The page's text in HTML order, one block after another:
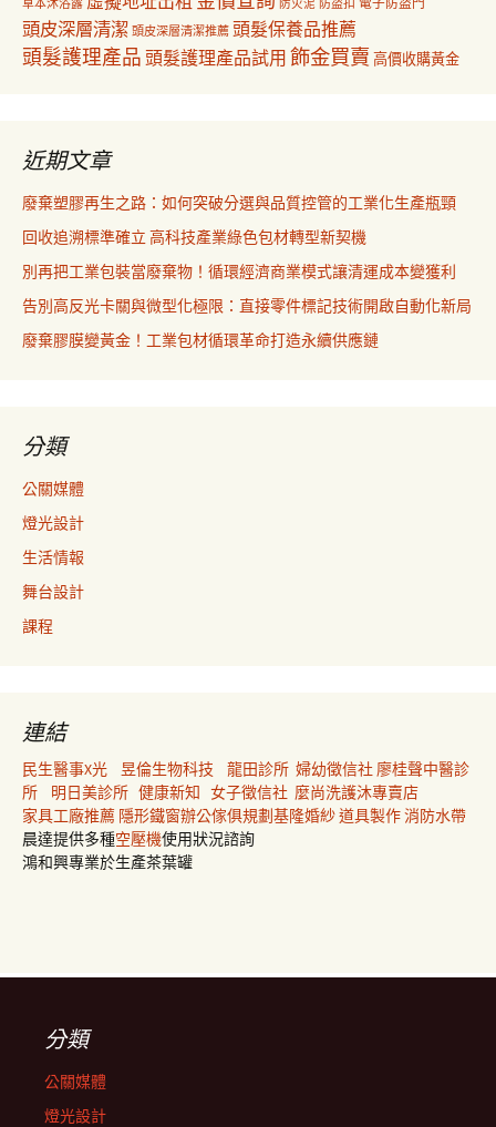
草本沐浴露 防火泥 防盜扣
頭皮深層清潔 頭皮深層清潔推薦 頭髮保養品推薦
頭髮護理產品 頭髮護理產品試用 飾金買賣 高價收購黃金
近期文章
廢棄塑膠再生之路：如何突破分選與品質控管的工業化生產瓶頸
回收追溯標準確立 高科技產業綠色包材轉型新契機
別再把工業包裝當廢棄物！循環經濟商業模式讓清運成本變獲利
告別高反光卡關與微型化極限：直接零件標記技術開啟自動化新局
廢棄膠膜變黃金！工業包材循環革命打造永續供應鏈
分類
公關媒體
燈光設計
生活情報
舞台設計
課程
連結
民生醫事X光 昱倫生物科技 龍田診所 婦幼徵信社 廖桂聲中醫診
所
明日美診所 健康新知 女子徵信社 麼尚洗護沐專賣店
家具工廠推薦 隱形鐵窗辦公傢俱規劃基隆婚紗道具製作消防水帶
晨達提供多種空壓機使用狀況諮詢
鴻和興專業於生產茶葉罐
分類
公關媒體
燈光設計